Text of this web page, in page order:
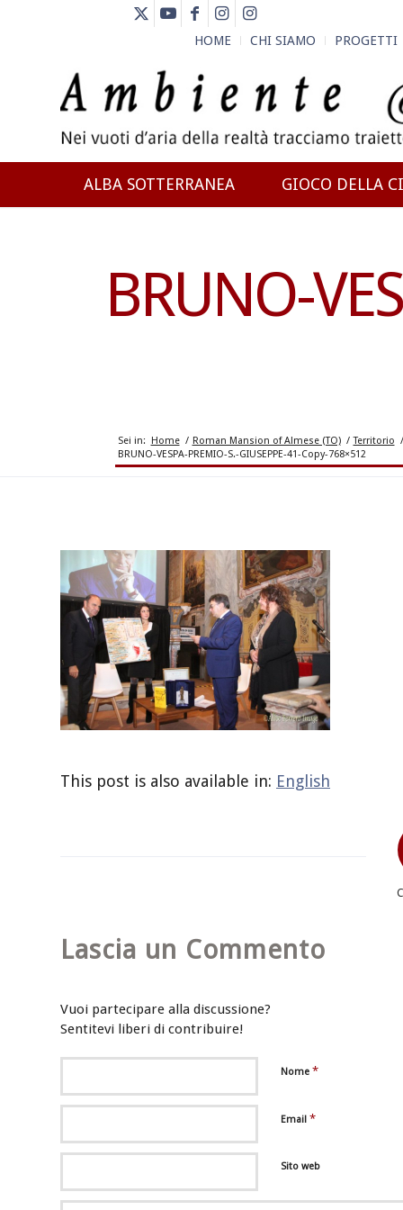
HOME CHI SIAMO PROGETTI
ALBA SOTTERRANEA GIOCO DELLA
BRUNO-
Sei in: Home / Roman Mansion of Almese (TO) / Territorio /
BRUNO-VESPA-PREMIO-S.-GIUSEPPE-41-Copy-768×512
This post is also available in: English
Lascia un Commento
Vuoi partecipare alla discussione?
Sentitevi liberi di contribuire!
Nome *
Email *
Sito web